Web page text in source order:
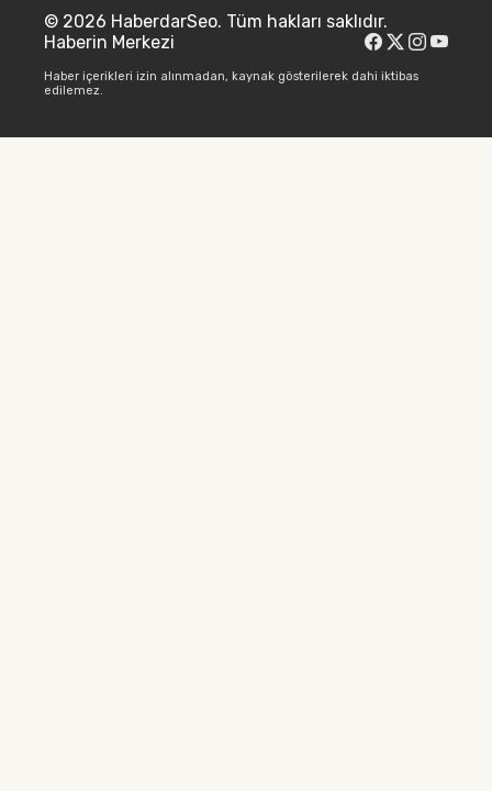
© 2026 HaberdarSeo. Tüm hakları saklıdır.
Haberin Merkezi
Haber içerikleri izin alınmadan, kaynak gösterilerek dahi iktibas
edilemez.